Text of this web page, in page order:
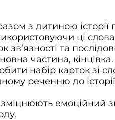
з дитиною
ці
та
частина, кінцівка.
набір карток зі
реченню до
емоційний